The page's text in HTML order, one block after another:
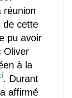
réunion
de cette
pu avoir
Oliver
à la
. Durant
affirmé